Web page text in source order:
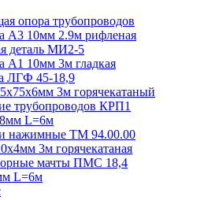
опора трубопроводов
А3 10мм 2.9м рифленая
деталь МИ2-5
А1 10мм 3м гладкая
ЛГФ 45-18,9
3м горячекатаный
трубопроводов КРП1
L=6м
нажимные ТМ 94.00.00
3м горячекатаная
мачты ПМС 18,4
L=6м